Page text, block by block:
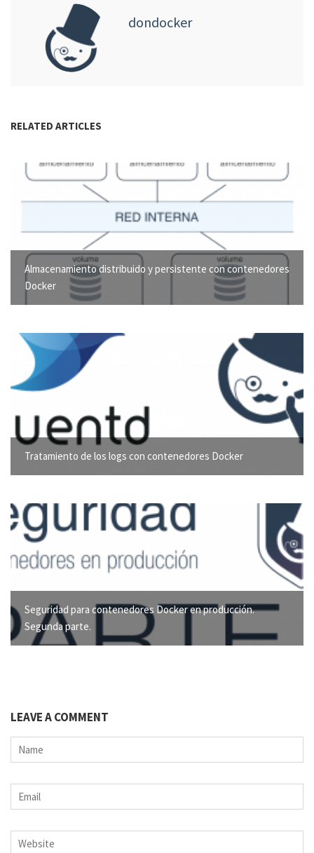
dondocker
RELATED ARTICLES
Almacenamiento distribuido y persistente con contenedores
Docker
Tratamiento de los logs con contenedores Docker
Seguridad para contenedores Docker en producción.
Segunda parte.
LEAVE A COMMENT